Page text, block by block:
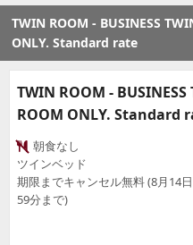
TWIN ROOM - BUSINESS
ONLY. Standard rate
TWIN ROOM -
ROOM ONLY. Standard
朝食なし
ツインベッド
期限までキャンセル無料 (8月14
59分まで)